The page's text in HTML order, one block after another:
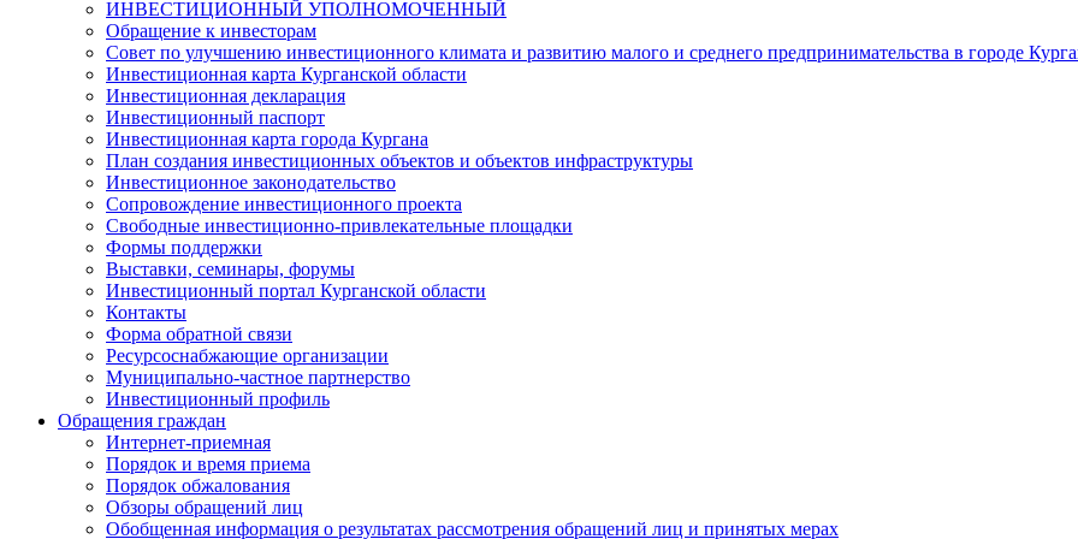
ИНВЕСТИЦИОННЫЙ УПОЛНОМОЧЕННЫЙ
Обращение к инвесторам
Совет по улучшению инвестиционного климата и развитию малого и среднего предпринимательства в городе
Инвестиционная карта Курганской области
Инвестиционная декларация
Инвестиционный паспорт
Инвестиционная карта города Кургана
План создания инвестиционных объектов и объектов инфраструктуры
Инвестиционное законодательство
Сопровождение инвестиционного проекта
Свободные инвестиционно-привлекательные площадки
Формы поддержки
Выставки, семинары, форумы
Инвестиционный портал Курганской области
Контакты
Форма обратной связи
Ресурсоснабжающие организации
Муниципально-частное партнерство
Инвестиционный профиль
Обращения граждан
Интернет-приемная
Порядок и время приема
Порядок обжалования
Обзоры обращений лиц
Обобщенная информация о результатах рассмотрения обращений лиц и принятых мерах